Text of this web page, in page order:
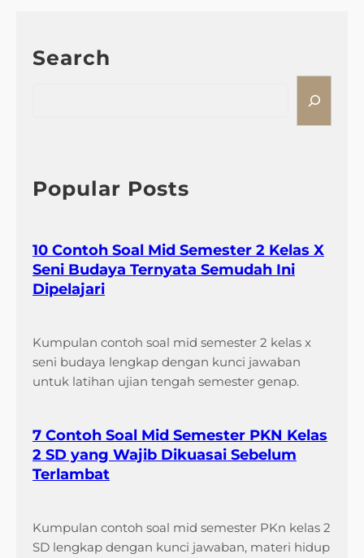
1
o
a
e
m
e
r
Search
h
Popular Posts
10 Contoh Soal Mid Semester 2 Kelas X
Seni Budaya Ternyata Semudah Ini
Dipelajari
Kumpulan contoh soal mid semester 2 kelas x
seni budaya lengkap dengan kunci jawaban
untuk latihan ujian tengah semester genap.
7 Contoh Soal Mid Semester PKN Kelas
2 SD yang Wajib Dikuasai Sebelum
Terlambat
Kumpulan contoh soal mid semester PKn kelas 2
SD lengkap dengan kunci jawaban, materi hidup